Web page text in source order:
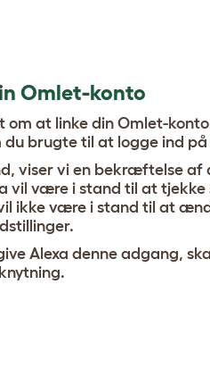
Omlet-konto
om at linke din Omlet-
du brugte til at logge ind
viser vi en bekræftelse af
vil være i stand til at
ikke være i stand til at
Alexa denne adgang,